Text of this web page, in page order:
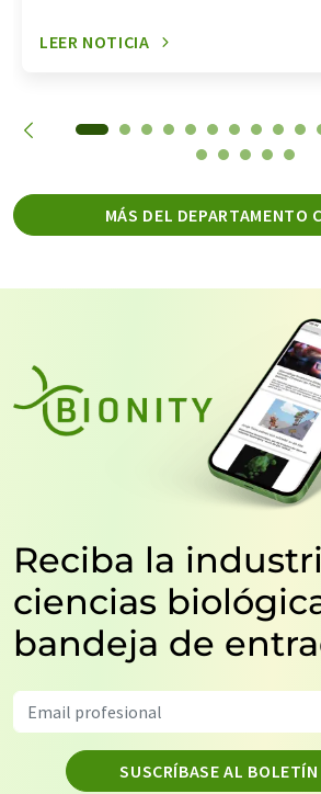
LEER NOTICIA
MÁS DEL DEPARTAMENTO
Reciba la
ciencias
bandeja de
SUSCRÍBASE AL BOLETÍN